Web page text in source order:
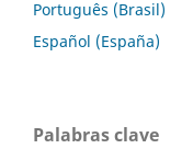
Português (Brasil)
Español (España)
Palabras clave